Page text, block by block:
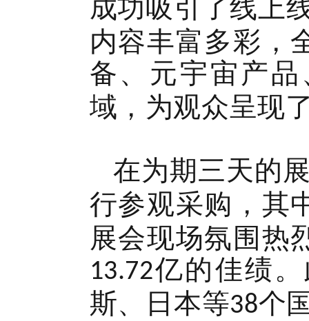
成功吸引了线上
内容丰富多彩，
备、元宇宙产
域，为观众呈现
在为期三天的
行参观采购，其
展会现场氛围热
13.72亿的佳绩
斯、日本等38个